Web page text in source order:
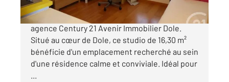
C'est à vendre en exclusivité dans votre
agence Century 21 Avenir Immobilier Dole.
Situé au cœur de Dole, ce studio de 16,30 m²
bénéficie d'un emplacement recherché au sein
d'une résidence calme et conviviale. Idéal pour